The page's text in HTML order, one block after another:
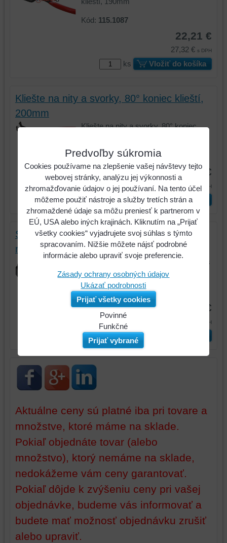
Kód: 115.1087
22,21 €
27,32 € s DPH
ks Vložiť do košíka
Kliešte na nity a svorky, 80° koniec klieští,
200mm
Kliešte na nity a svorky, 80° koniec
Kód:115.1088
22,21 €
27,32 €s DPH
ks Vložiť do košíka
Súprava plastových nitovacích klieští s
nitmi, 41-dielna
Súprava plastových nitovacích klieští s
nitmi, 41-dielna
Kód:150.9650
68,26 €
s DPH
ks
Aktuálne ceny sú platné iba pri tovare a
množstve, ktoré máme na sklade.
Pokiaľ objednáte tovar (alebo
množstvo), ktorý nemáme na sklade,
nedokážeme vám ceny garantovať.
Pokiaľ dôjde k zvýšeniu ceny pri vašej
objednávke, budeme vás informovať a
budete mať možnosť objednávku zrušiť
alebo upraviť.
Predvoľby súkromia
Cookies používame na zlepšenie vašej návštevy tejto
webovej stránky, analýzu jej výkonnosti a
zhromažďovanie údajov o jej používaní. Na tento účel
môžeme použiť nástroje a služby tretích strán a
zhromaždené údaje sa môžu preniesť k partnerom v
EÚ, USA alebo iných krajinách. Kliknutím na „Prijať
všetky cookies“ vyjadrujete svoj súhlas s týmto
spracovaním. Nižšie môžete nájsť podrobné
informácie alebo upraviť svoje preferencie.
Zásady ochrany osobných údajov
Ukázať podrobnosti
Prijať všetky cookies
Povinné
údaje
vašom
(súbory
cookie
prehliadača)
na
vašej
relácie
dosiahnutie
základnej
Funkčné
na
zariadení
cookie
a
úložiská
prehliadača),
aby
sme
poskytovať
doplnkové
funkcie,
ktoré
zlepšujú
Prijať vybrané